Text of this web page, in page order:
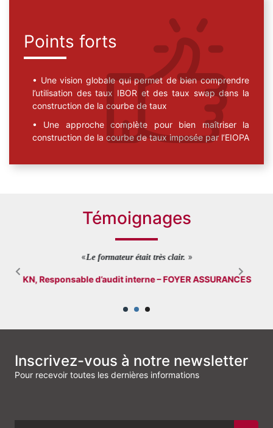
Points forts
Une vision globale qui permet de bien comprendre
l’utilisation des taux IBOR et des taux swap dans la
construction de la courbe de taux
Une approche complète pour bien maîtriser la
construction de la courbe de taux imposée par l’EIOPA
Témoignages
«Le formateur était très clair. »
KN, Responsable d’audit interne – FOYER ASSURANCES
Inscrivez-vous à notre newsletter
Pour recevoir toutes les dernières informations